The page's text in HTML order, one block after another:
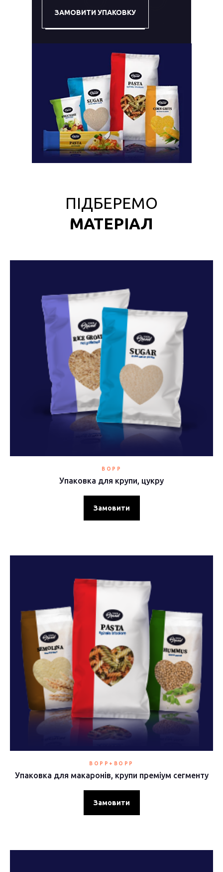
ЗАМОВИТИ УПАКОВКУ
ПІДБЕРЕМО
МАТЕРІАЛ
BOPP
Упаковка для крупи, цукру
Замовити
BOPP+BOPP
Упаковка для макаронів, крупи преміум сегменту
Замовити